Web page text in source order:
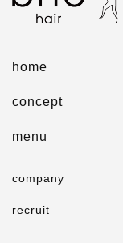
home
concept
menu
company
recruit